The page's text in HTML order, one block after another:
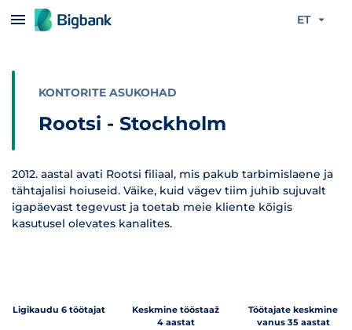
Liigu edasi põhisisu juurde ET
KONTORITE ASUKOHAD
Rootsi - Stockholm
2012. aastal avati Rootsi filiaal, mis pakub tarbimislaene ja
tähtajalisi hoiuseid. Väike, kuid vägev tiim juhib sujuvalt
igapäevast tegevust ja toetab meie kliente kõigis
kasutusel olevates kanalites.
Ligikaudu 6 töötajat
Keskmine tööstaaž
4 aastat
Töötajate keskmine
vanus 35 aastat